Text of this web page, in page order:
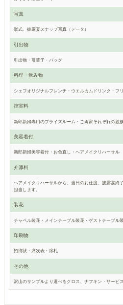
写真
挙式、披露宴スナップ写真（データ）
引出物
引出物・引菓子・バッグ
料理・飲み物
シェフオリジナルフレンチ・ウエルカムドリンク・フ
控室料
新郎新婦専用のブライズルーム・ご両家それぞれの親
美容着付
新郎新婦美容着付・お色直し・ヘアメイクリハーサル
介添料
ヘアメイクリハーサルから、当日のお仕度、披露宴終
担当します。
装花
チャペル装花・メインテーブル装花・ゲストテーブル
印刷物
招待状・席次表・席札
その他
沢山のサンプルより選べるクロス、ナフキン・サービ